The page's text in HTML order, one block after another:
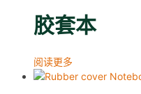
胶套本
阅读更多